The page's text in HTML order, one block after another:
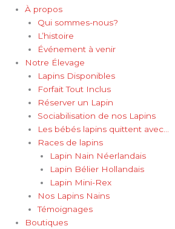
À propos
Qui sommes-nous?
L’histoire
Événement à venir
Notre Élevage
Lapins Disponibles
Forfait Tout Inclus
Réserver un Lapin
Sociabilisation de nos Lapins
Les bébés lapins quittent avec…
Races de lapins
Lapin Nain Néerlandais
Lapin Bélier Hollandais
Lapin Mini-Rex
Nos Lapins Nains
Témoignages
Boutiques